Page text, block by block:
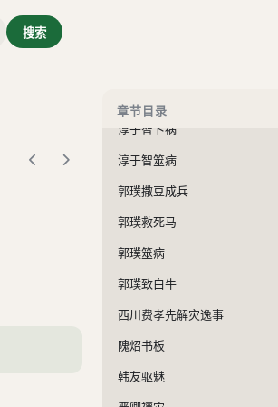
搜索
章节目录
淳于智卜祸
淳于智筮病
郭璞撒豆成兵
郭璞救死马
郭璞筮病
郭璞致白牛
西川费孝先解灾逸事
隗炤书板
韩友驱魅